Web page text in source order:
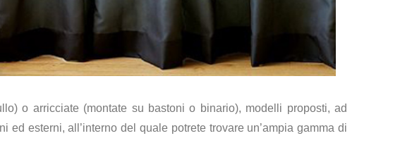
o arricciate (montate su bastoni o binario), modelli proposti, ad
esterni, all’interno del quale potrete trovare un’ampia gamma di